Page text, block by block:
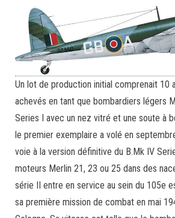
Un lot de production initial comprenait 10
achevés en tant que bombardiers légers
Series I avec un nez vitré et une soute à
le premier exemplaire a volé en
voie à la version définitive du B.Mk IV
moteurs Merlin 21, 23 ou 25 dans des
série II entre en service au sein du 105e
sa première mission de combat en mai